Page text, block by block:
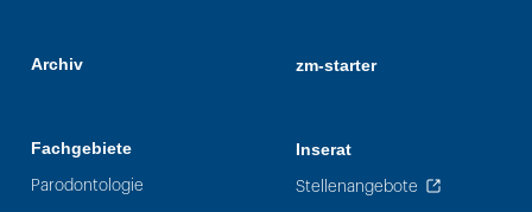
Archiv
Fachgebiete
Parodontologie
zm-starter
Inserat
Stellenangebote